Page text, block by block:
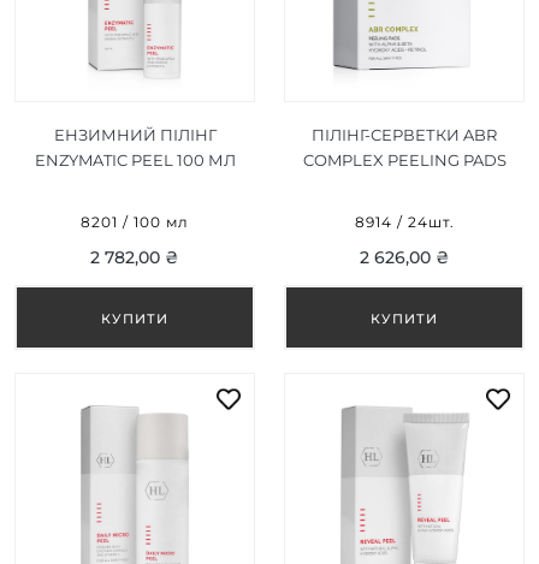
ЕНЗИМНИЙ ПІЛІНГ
ENZYMATIC PEEL 100 МЛ
8201 / 100 мл
2 782,00 ₴
ПІЛІНГ-СЕРВЕТКИ ABR
COMPLEX PEELING PADS
8914 / 24шт.
2 626,00 ₴